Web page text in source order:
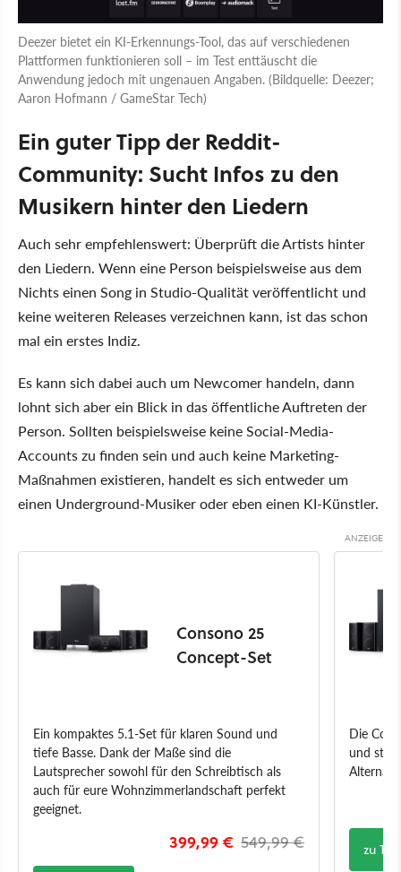
Deezer bietet ein KI-Erkennungs-Tool, das auf verschiedenen
Plattformen funktionieren soll – im Test enttäuscht die
Anwendung jedoch mit ungenauen Angaben. (Bildquelle: Deezer;
Aaron Hofmann / GameStar Tech)
Ein guter Tipp der Reddit-
Community: Sucht Infos zu den
Musikern hinter den Liedern
Auch sehr empfehlenswert: Überprüft die Artists hinter
den Liedern. Wenn eine Person beispielsweise aus dem
Nichts einen Song in Studio-Qualität veröffentlicht und
keine weiteren Releases verzeichnen kann, ist das schon
mal ein erstes Indiz.
Es kann sich dabei auch um Newcomer handeln, dann
lohnt sich aber ein Blick in das öffentliche Auftreten der
Person. Sollten beispielsweise keine Social-Media-
Accounts zu finden sein und auch keine Marketing-
Maßnahmen existieren, handelt es sich entweder um
einen Underground-Musiker oder eben einen KI-Künstler.
Consono 25
Concept-Set
Ein kompaktes 5.1-Set für klaren Sound und
tiefe Basse. Dank der Maße sind die
Lautsprecher sowohl für den Schreibtisch als
auch für eure Wohnzimmerlandschaft perfekt
geeignet.
549,99 €
399,99 €
Die
und
zu